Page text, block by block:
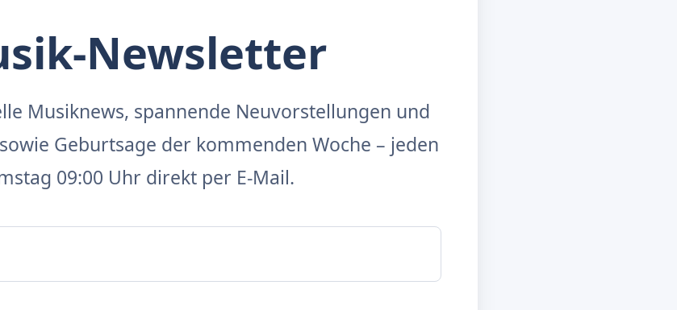
Newsletter
Musiknews, spannende Neuvorstellungen und
Geburtsage der kommenden Woche – jeden
09:00 Uhr direkt per E-Mail.